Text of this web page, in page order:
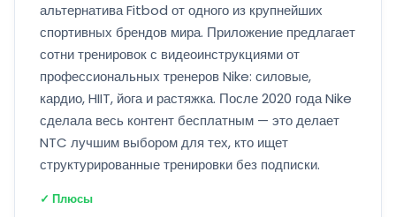
альтернатива Fitbod от одного из крупнейших
спортивных брендов мира. Приложение предлагает
сотни тренировок с видеоинструкциями от
профессиональных тренеров Nike: силовые,
кардио, HIIT, йога и растяжка. После 2020 года Nike
сделала весь контент бесплатным — это делает
NTC лучшим выбором для тех, кто ищет
структурированные тренировки без подписки.
✓ Плюсы